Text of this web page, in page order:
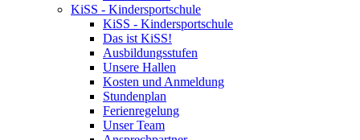
KiSS - Kindersportschule
KiSS - Kindersportschule
Das ist KiSS!
Ausbildungsstufen
Unsere Hallen
Kosten und Anmeldung
Stundenplan
Ferienregelung
Unser Team